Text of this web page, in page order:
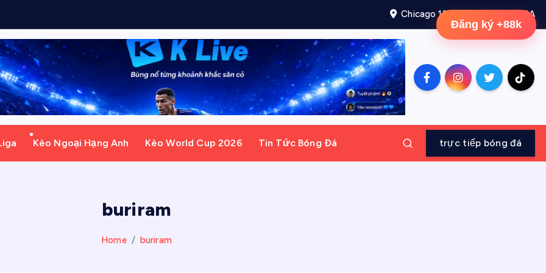
Chicago 12, Melborne City, USA
Kèo Ngoại Hạng Anh Kèo World Cup 2026 Tin Tức Bóng Đá trực tiếp bóng đá
buriram
Home buriram
Đăng ký +88k